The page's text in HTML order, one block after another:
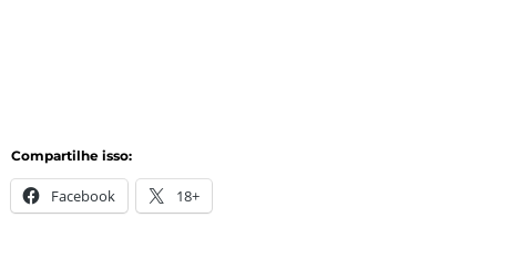
Compartilhe isso:
Facebook 18+